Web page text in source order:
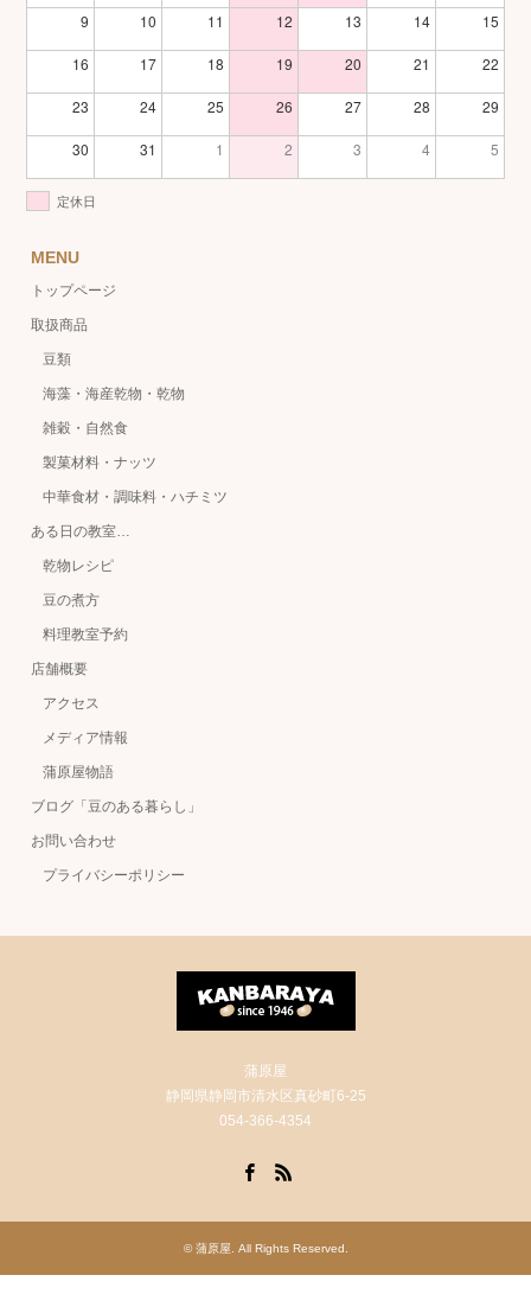
9 10 11 12 13 14 15
16 17 18 19 20 21 22
23 24 25 26 27 28 29
30 31 1 2 3 4 5
定休日
MENU
トップページ
取扱商品
豆類
海藻・海産乾物・乾物
雑穀・自然食
製菓材料・ナッツ
中華食材・調味料・ハチミツ
ある日の教室…
乾物レシピ
豆の煮方
料理教室予約
店舗概要
アクセス
メディア情報
蒲原屋物語
ブログ「豆のある暮らし」
お問い合わせ
プライバシーポリシー
蒲原屋
静岡県静岡市清水区真砂町6-25
054-366-4354
©蒲原屋 . All Rights Reserved.